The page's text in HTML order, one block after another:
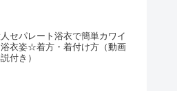
セパレート浴衣で簡単カワイ
衣姿☆着方・着付け方（動画
付き）